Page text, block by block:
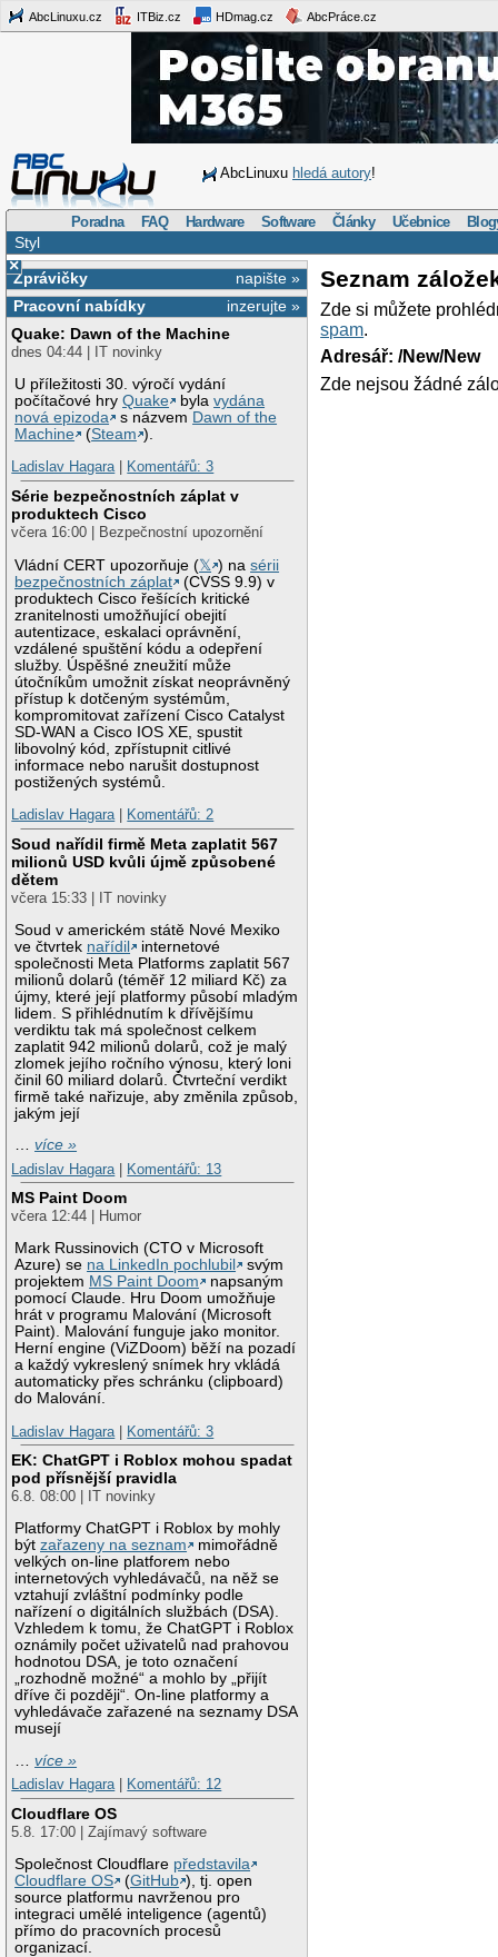
AbcLinuxu.cz ITBiz.cz HDmag.cz AbcPráce.cz
AbcLinuxu hledá autory!
Poradna FAQ Hardware Software Články Učebnice
Styl
×
napište »
Zprávičky
inzerujte »
Pracovní nabídky
Quake: Dawn of the Machine
dnes 04:44 | IT novinky
U příležitosti 30. výročí vydání
počítačové hryQuake bylavydána
nová epizoda
s názvem Dawn of the
Machine
(Steam ).
Ladislav Hagara| Komentářů: 3
Série bezpečnostních záplat v
produktech Cisco
včera 16:00 | Bezpečnostní upozornění
Vládní CERT upozorňuje (𝕏 ) nasérii
bezpečnostních záplat
(CVSS 9.9) v
produktech Cisco řešících kritické
zranitelnosti umožňující obejití
autentizace, eskalaci oprávnění,
vzdálené spuštění kódu a odepření
služby. Úspěšné zneužití může
útočníkům umožnit získat neoprávněný
přístup k dotčeným systémům,
kompromitovat zařízení Cisco Catalyst
SD-WAN a Cisco IOS XE, spustit
libovolný kód, zpřístupnit citlivé
informace nebo narušit dostupnost
postižených systémů.
Ladislav Hagara| Komentářů: 2
Soud nařídil firmě Meta zaplatit 567
milionů USD kvůli újmě způsobené
dětem
včera 15:33 | IT novinky
Soud v americkém státě Nové Mexiko
ve čtvrtek nařídil
internetové
společnosti Meta Platforms zaplatit 567
milionů dolarů (téměř 12 miliard Kč) za
újmy, které její platformy působí mladým
lidem. S přihlédnutím k dřívějšímu
verdiktu tak má společnost celkem
zaplatit 942 milionů dolarů, což je malý
zlomek jejího ročního výnosu, který loni
činil 60 miliard dolarů. Čtvrteční verdikt
firmě také nařizuje, aby změnila způsob,
jakým její
…více »
Ladislav Hagara
Komentářů: 13
MS Paint Doom
včera 12:44 | Humor
Mark Russinovich (CTO v Microsoft
Azure) se na LinkedIn pochlubil
svým
projektem MS Paint Doom
napsaným
pomocí Claude. Hru Doom umožňuje
hrát v programu Malování (Microsoft
Paint). Malování funguje jako monitor.
Herní engine (ViZDoom) běží na pozadí
a každý vykreslený snímek hry vkládá
automaticky přes schránku (clipboard)
do Malování.
Ladislav Hagara
Komentářů: 3
EK: ChatGPT i Roblox mohou spadat
pod přísnější pravidla
6.8. 08:00 | IT novinky
Platformy ChatGPT i Roblox by mohly
býtzařazeny na seznam
mimořádně
velkých on-line platforem nebo
internetových vyhledávačů, na něž se
vztahují zvláštní podmínky podle
nařízení o digitálních službách (DSA).
Vzhledem k tomu, že ChatGPT i Roblox
oznámily počet uživatelů nad prahovou
hodnotou DSA, je toto označení
„rozhodně možné“ a mohlo by „přijít
dříve či později“. On-line platformy a
vyhledávače zařazené na seznamy DSA
musejí
…více »
Ladislav Hagara| Komentářů: 12
Cloudflare OS
5.8. 17:00 | Zajímavý software
Společnost Cloudflare představila
Cloudflare OS
(GitHub ), tj. open
source platformu navrženou pro
integraci umělé inteligence (agentů)
přímo do pracovních procesů
organizací.
Seznam
Zde si můžete
spam.
Adresář: /New/New
Zde nejsou žádné